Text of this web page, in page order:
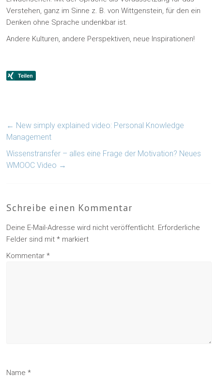
Verstehen, ganz im Sinne z. B. von Wittgenstein, für den ein
Denken ohne Sprache undenkbar ist.
Andere Kulturen, andere Perspektiven, neue Inspirationen!
← New simply explained video: Personal Knowledge
Management
Wissenstransfer – alles eine Frage der Motivation? Neues
WMOOC Video →
Schreibe einen Kommentar
Deine E-Mail-Adresse wird nicht veröffentlicht. Erforderliche
Felder sind mit* markiert
Kommentar*
Name*